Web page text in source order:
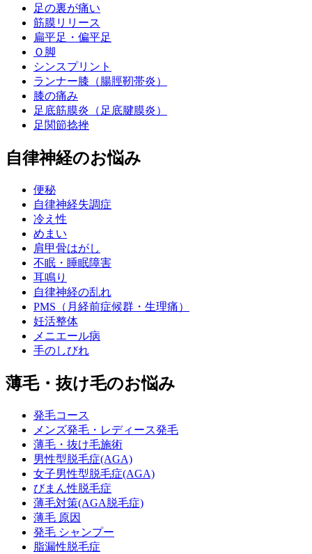
足の裏が痛い
筋膜リリース
扁平足・偏平足
Ｏ脚
シンスプリント
ランナー膝（腸脛靭帯炎）
膝の痛み
足底筋膜炎（足底腱膜炎）
足関節捻挫
自律神経のお悩み
便秘
自律神経失調症
冷え性
めまい
肩甲骨はがし
不眠・睡眠障害
耳鳴り
自律神経の乱れ
PMS（月経前症候群・生理痛）
妊活整体
メニエール病
手のしびれ
薄毛・抜け毛のお悩み
発毛コース
メンズ発毛・レディース発毛
薄毛・抜け毛施術
男性型脱毛症(AGA)
女子男性型脱毛症(AGA)
びまん性脱毛症
薄毛対策(AGA脱毛症)
薄毛 原因
発毛 シャンプー
脂漏性脱毛症